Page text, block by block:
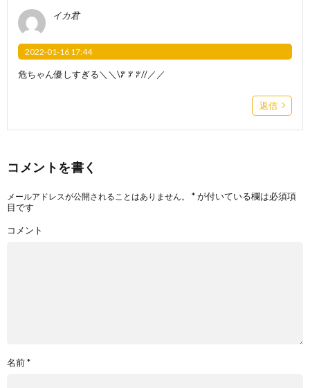
イカ君
2022-01-16 17:44
危ちゃん優しすぎる＼＼\ꐕ ꐕ ꐕ//／／
返信
コメントを書く
メールアドレスが公開されることはありません。 *が付いている欄は必須項
目です
コメント
名前*